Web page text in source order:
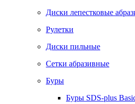
Диски лепестковые
Рулетки
Диски пильные
Сетки абразивные
Буры
Буры SDS-plus